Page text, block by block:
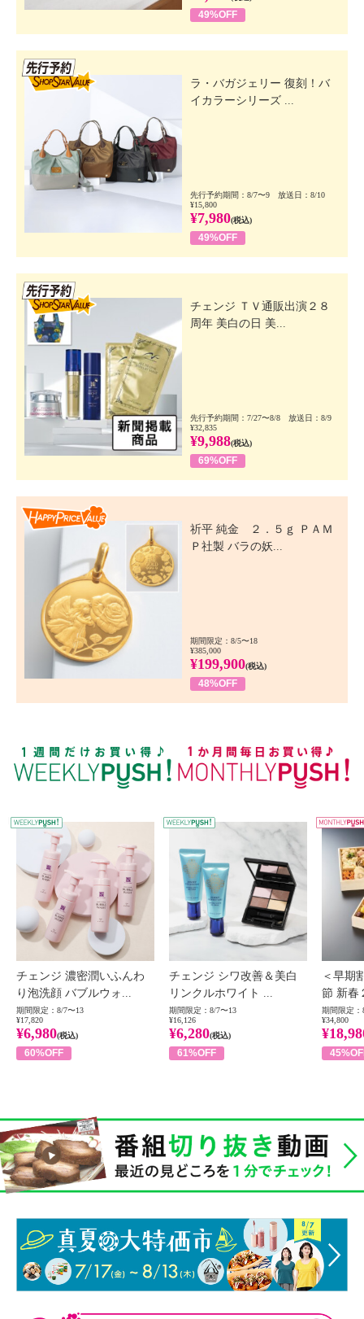
49%OFF
ラ・バガジェリー 復刻！バ
イカラーシリーズ ...
先行予約期間：8/7〜9 放送日：8/10
¥15,800
¥7,980(税込)
49%OFF
チェンジ ＴＶ通販出演２８
周年 美白の日 美...
先行予約期間：7/27〜8/8 放送日：8/9
¥32,835
¥9,988(税込)
69%OFF
祈平 純金 ２．５ｇ ＰＡＭ
Ｐ社製 バラの妖...
期間限定：8/5〜18
¥385,000
¥199,900(税込)
48%OFF
WEEKLY PUSH
チェンジ 濃密潤いふんわ
り泡洗顔 バブルウォ...
期間限定：8/7〜13
¥17,820
¥6,980(税込)
60%OFF
チェンジ シワ改善＆美白
リンクルホワイト ...
期間限定：8/7〜13
¥16,126
¥6,280(税込)
61%OFF
＜早期
節 新春
期間限定：
¥34,800